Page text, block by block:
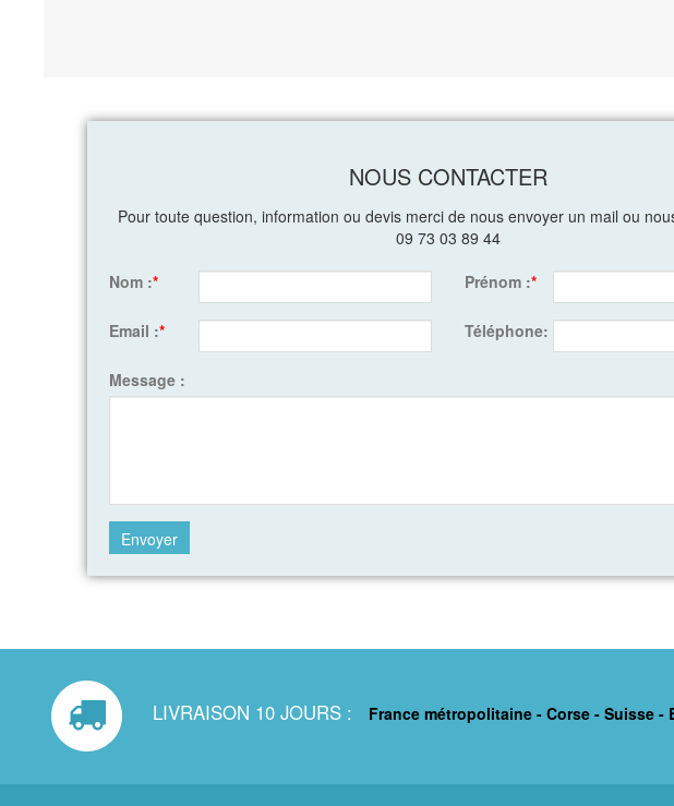
NOUS CONTACTER
Pour toute question, information ou devis merci de nous envoyer un mail ou
09 73 03 89 44
Nom :* Prénom :*
Email :* Téléphone:
Message :
LIVRAISON 10 JOURS : France métropolitaine - Corse - Suisse